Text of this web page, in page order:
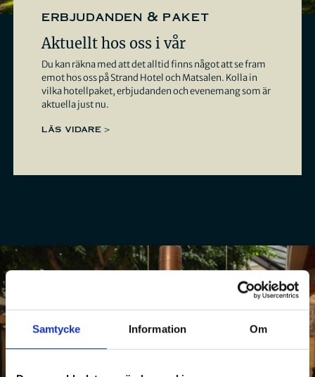
Samtycke Information Om
erbjudanden & paket
Aktuellt hos oss i vår
Du kan räkna med att det alltid finns något att se fram
emot hos oss på Strand Hotel och Matsalen. Kolla in
vilka hotellpaket, erbjudanden och evenemang som är
aktuella just nu.
LÄS VIDARE >